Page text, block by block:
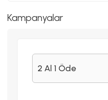
Kampanyalar
2 Al 1 Öde